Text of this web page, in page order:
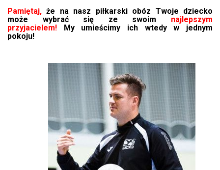
Pamiętaj, że na nasz piłkarski obóz Twoje dziecko
może wybrać się ze swoim najlepszym
przyjacielem! My umieścimy ich wtedy w jednym
pokoju!